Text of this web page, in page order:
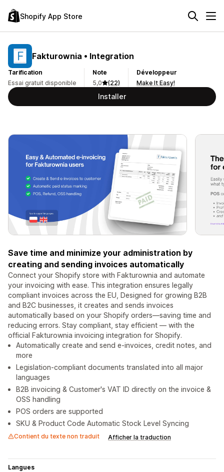
Shopify App Store
Fakturownia • Integration
Tarification
Essai gratuit disponible
Note
5,0
(22)
Développeur
Make It Easy!
Installer
Save time and minimize your administration by
creating and sending invoices automatically
Connect your Shopify store with Fakturownia and automate
your invoicing with ease. This integration ensures legally
compliant invoices across the EU, Designed for growing B2B
and B2C businesses, it creates and sends invoices
automatically based on your Shopify orders—saving time and
reducing errors. Stay compliant, stay efficient — with the
official Fakturownia invoicing integration for Shopify.
Automatically create and send e-invoices, credit notes, and
more
Legislation-compliant documents translated into all major
languages
B2B invoicing & Customer's VAT ID directly on the invoice &
OSS handling
POS orders are supported
SKU & Product Code Automatic Stock Level Syncing
Contient du texte non traduit Afficher la traduction
Langues